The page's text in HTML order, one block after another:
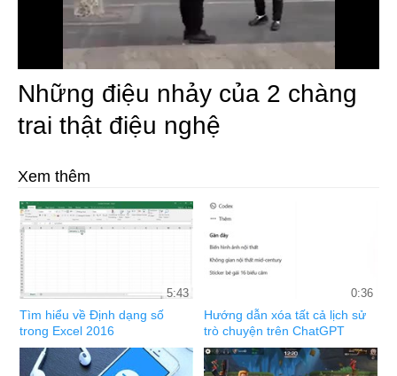
Video
Những điệu nhảy của 2 chàng
trai thật điệu nghệ
Xem thêm
5:43
Tìm hiểu về Định dạng số
trong Excel 2016
0:36
Hướng dẫn xóa tất cả lịch sử
trò chuyện trên ChatGPT